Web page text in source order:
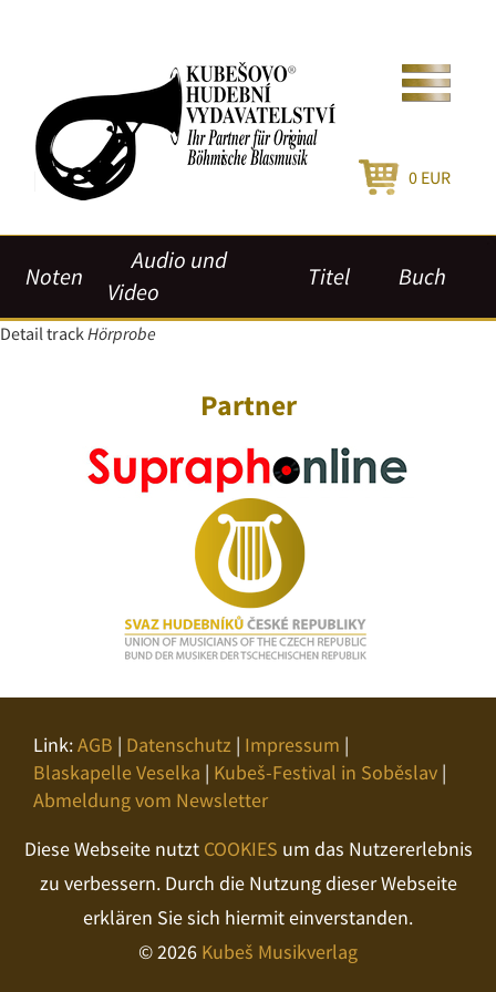
0 EUR
Noten
Audio und
Video
Titel Buch
Detail trackHörprobe
Partner
Link:AGB | Datenschutz | Impressum |
Blaskapelle Veselka | Kubeš-Festival in Soběslav |
Abmeldung vom Newsletter
Diese Webseite nutzt COOKIES um das Nutzererlebnis
zu verbessern. Durch die Nutzung dieser Webseite
erklären Sie sich hiermit einverstanden.
© 2026 Kubeš Musikverlag